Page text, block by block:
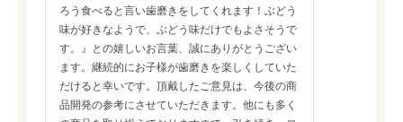
ろう食べると言い歯磨きをしてくれます！ぶどう
味が好きなようで、ぶどう味だけでもよさそうで
す。』との嬉しいお言葉、誠にありがとうござい
ます。継続的にお子様が歯磨きを楽しくしていた
だけると幸いです。頂戴したご意見は、今後の商
品開発の参考にさせていただきます。他にも多く